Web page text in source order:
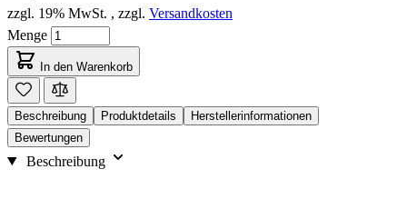
zzgl. 19% MwSt. , zzgl. Versandkosten
Menge
In den Warenkorb
Beschreibung Produktdetails
Herstellerinformationen
Bewertungen
Beschreibung